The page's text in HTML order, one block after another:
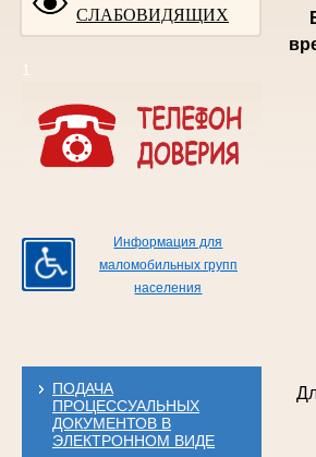
СЛАБОВИДЯЩИХ
1
Информация для
маломобильных групп
населения
ПОДАЧА
ПРОЦЕССУАЛЬНЫХ
ДОКУМЕНТОВ В
ЭЛЕКТРОННОМ ВИДЕ